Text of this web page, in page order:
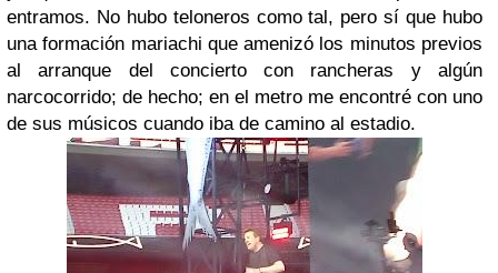
entramos. No hubo teloneros como tal, pero sí que hubo
una formación mariachi que amenizó los minutos previos
al arranque del concierto con rancheras y algún
narcocorrido; de hecho; en el metro me encontré con uno
de sus músicos cuando iba de camino al estadio.